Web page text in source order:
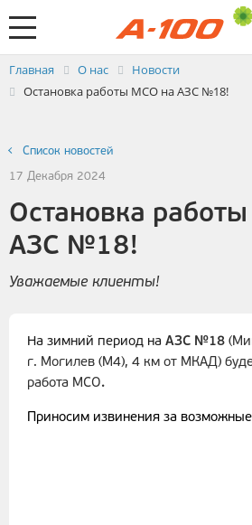
Услуги
Электронный документооборот
Заявка на выставление ЭСЧФ
Главная О нас
Новости
Остановка работы МСО на АЗС №18!
Список новостей
17 Декабря 2024
Остановка
АЗС №18!
Уважаемые клиенты!
На зимний период на АЗС №18
г. Могилев (М4), 4 км от МКАД)
работа МСО.
Приносим извинения за возможные